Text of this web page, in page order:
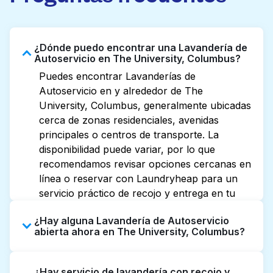
¿Dónde puedo encontrar una Lavandería de
Autoservicio en The University, Columbus?
Puedes encontrar Lavanderías de
Autoservicio en y alrededor de The
University, Columbus, generalmente ubicadas
cerca de zonas residenciales, avenidas
principales o centros de transporte. La
disponibilidad puede variar, por lo que
recomendamos revisar opciones cercanas en
línea o reservar con Laundryheap para un
servicio práctico de recojo y entrega en tu
¿Hay alguna Lavandería de Autoservicio
abierta ahora en The University, Columbus?